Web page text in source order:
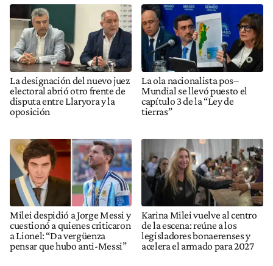
La designación del nuevo juez
electoral abrió otro frente de
disputa entre Llaryora y la
oposición
La ola nacionalista pos–
Mundial se llevó puesto el
capítulo 3 de la “Ley de
tierras”
Milei despidió a Jorge Messi y
cuestionó a quienes criticaron
a Lionel: “Da vergüenza
pensar que hubo anti-Messi”
Karina Milei vuelve al centro
de la escena: reúne a los
legisladores bonaerenses y
acelera el armado para 2027